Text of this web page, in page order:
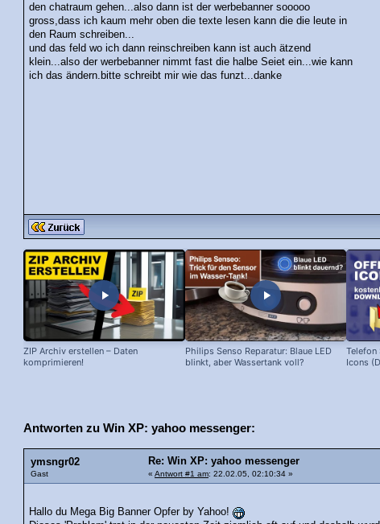
den chatraum gehen...also dann ist der werbebanner sooooo
gross,dass ich kaum mehr oben die texte lesen kann die die leute in
den Raum schreiben...
und das feld wo ich dann reinschreiben kann ist auch ätzend
klein...also der werbebanner nimmt fast die halbe Seiet ein...wie kann
ich das ändern.bitte schreibt mir wie das funzt...danke
ZIP Archiv erstellen – Daten
komprimieren!
Philips Senso Reparatur: Blaue LED
blinkt, aber Wassertank voll?
Telefon
Icons
Antworten zu Win XP: yahoo messenger:
ymsngr02
Gast
Re: Win XP: yahoo messenger
« Antwort #1 am: 22.02.05, 02:10:34 »
Hallo du Mega Big Banner Opfer by Yahoo!